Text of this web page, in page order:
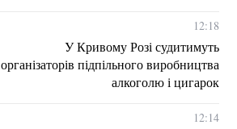
12:18
У Кривому Розі судитимуть
організаторів підпільного виробництва
алкоголю і цигарок
12:14